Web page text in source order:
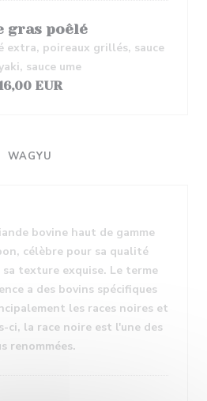
gras poêlé
extra, poireaux grillés, sauce
sauce ume
EUR
WAGYU
bovine haut de gamme
célèbre pour sa qualité
texture exquise. Le terme
a des bovins spécifiques
les races noires et
ci, la race noire est l'une des
renommées.